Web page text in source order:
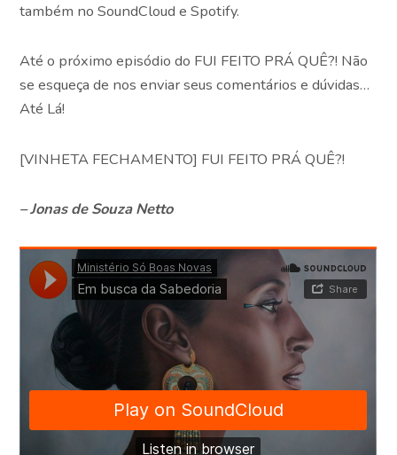
também no SoundCloud e Spotify.
Até o próximo episódio do FUI FEITO PRÁ QUÊ?! Não
se esqueça de nos enviar seus comentários e dúvidas…
Até Lá!
[VINHETA FECHAMENTO] FUI FEITO PRÁ QUÊ?!
– Jonas de Souza Netto